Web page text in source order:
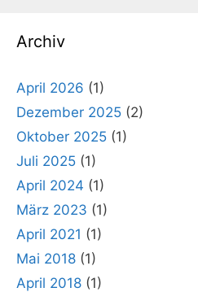
Archiv
April 2026 (1)
Dezember 2025 (2)
Oktober 2025 (1)
Juli 2025 (1)
April 2024 (1)
März 2023 (1)
April 2021 (1)
Mai 2018 (1)
April 2018 (1)